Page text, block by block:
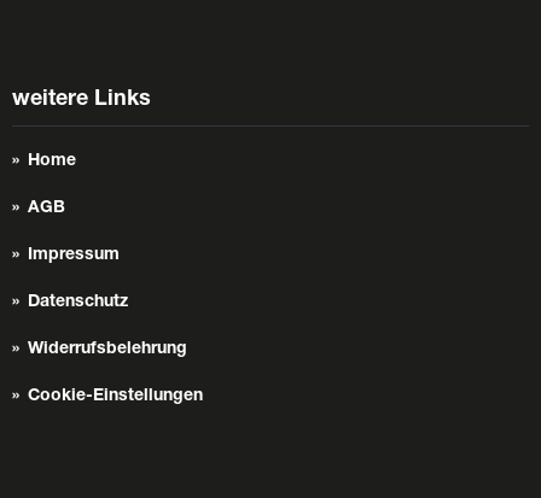
weitere Links
Home
AGB
Impressum
Datenschutz
Widerrufsbelehrung
Cookie-Einstellungen